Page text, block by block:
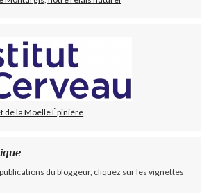
de la Moelle Épinière
du bloggeur, cliquez sur les vignettes